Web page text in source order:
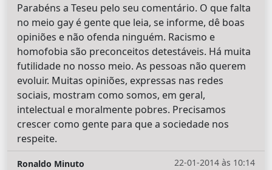
Parabéns a Teseu pelo seu comentário. O que falta
no meio gay é gente que leia, se informe, dê boas
opiniões e não ofenda ninguém. Racismo e
homofobia são preconceitos detestáveis. Há muita
futilidade no nosso meio. As pessoas não querem
evoluir. Muitas opiniões, expressas nas redes
sociais, mostram como somos, em geral,
intelectual e moralmente pobres. Precisamos
crescer como gente para que a sociedade nos
respeite.
22-01-2014 às 10:14
Ronaldo Minuto